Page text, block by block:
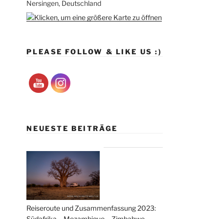
Nersingen, Deutschland
PLEASE FOLLOW & LIKE US :)
NEUESTE BEITRÄGE
Reiseroute und Zusammenfassung 2023: